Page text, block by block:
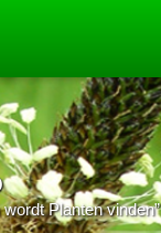
Planten vinden”